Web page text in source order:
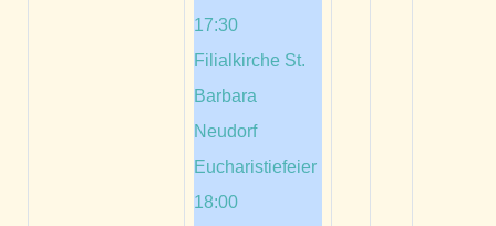
17:30
Filialkirche St.
Barbara
Neudorf
Eucharistiefeier
18:00